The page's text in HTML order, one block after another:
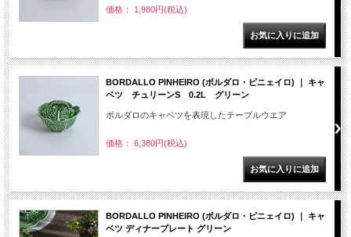
価格： 1,980円(税込)
BORDALLO PINHEIRO (ボルダロ・ピニェイロ) ｜ キャ
ベツ チュリーンS 0.2L グリーン
ボルダロのキャベツを表現したテーブルウエア
価格： 6,380円(税込)
BORDALLO PINHEIRO (ボルダロ・ピニェイロ) ｜ キャ
ベツ ディナープレート グリーン